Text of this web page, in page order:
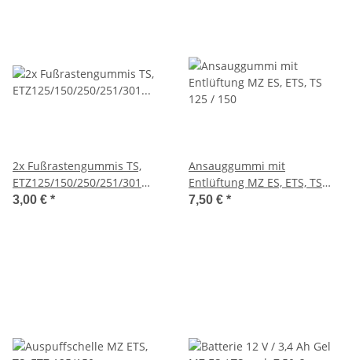
2x Fußrastengummis TS,
ETZ125/150/250/251/301
breite Rippen
3,00 € *
Ansauggummi mit
Entlüftung MZ ES, ETS, TS
125 / 150
7,50 € *